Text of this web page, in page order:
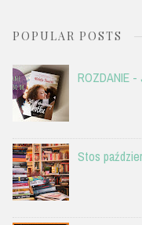
POPULAR POSTS
ROZDANIE
Stos